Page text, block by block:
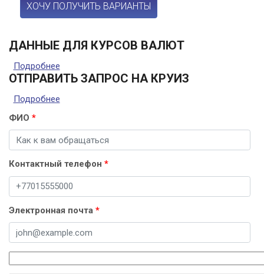
ДАННЫЕ ДЛЯ КУРСОВ ВАЛЮТ
Подробнее
ОТПРАВИТЬ ЗАПРОС НА КРУИЗ
Подробнее
ФИО *
Контактный телефон *
Электронная почта *